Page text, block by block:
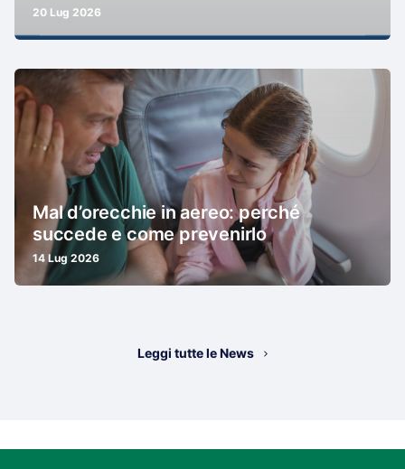
20 Lug 2026
Mal d’orecchie in aereo: perché
succede e come prevenirlo
14 Lug 2026
Leggi tutte le News